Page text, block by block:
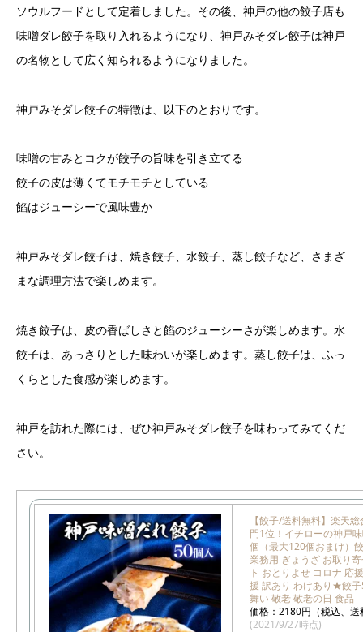
ソウルフードとして定着しました。その後、神戸の他の餃子店も
味噌ダレ餃子を取り入れるようになり、神戸みそダレ餃子は神戸
の名物として広く知られるようになりました。
神戸みそダレ餃子の特徴は、以下のとおりです。
味噌の甘みとコクが餃子の旨味を引き立てる
餃子の皮は薄くてモチモチとしている
餡はジューシーで風味豊か
神戸みそダレ餃子は、焼き餃子、水餃子、蒸し餃子など、さまざ
まな調理方法で楽しめます。
焼き餃子は、皮の香ばしさと餡のジューシーさが楽しめます。水
餃子は、あっさりとした味わいが楽しめます。蒸し餃子は、ふっ
くらとした食感が楽しめます。
神戸を訪れた際には、ぜひ神戸みそダレ餃子を味わってみてくだ
さい。
【餃子/送料無料】楽天
門1位！イチローの神戸
個（最大120個おまけ）
業務用 ぎょうざ お取り
ト おとりよせ コロナ 応
援 訳あり わけあり★餃
舞い 敬老 敬老の日 食品
価格：2180円（税込、送
(2021/9/27時点)